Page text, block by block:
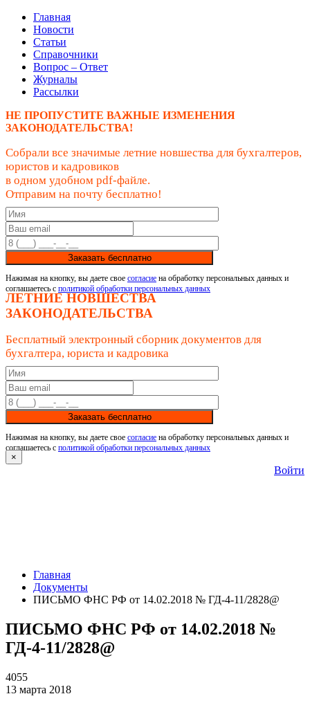
Главная
Новости
Статьи
Справочники
Вопрос – Ответ
Журналы
Рассылки
НЕ ПРОПУСТИТЕ ВАЖНЫЕ ИЗМЕНЕНИЯ
ЗАКОНОДАТЕЛЬСТВА!
Собрали все значимые летние новшества для бухгалтеров,
юристов и кадровиков
в одном удобном pdf-файле.
Отправим на почту бесплатно!
Заказать бесплатно
Нажимая на кнопку, вы даете свое согласие на обработку персональных данных и
соглашаетесь с политикой обработки персональных данных
ЛЕТНИЕ НОВШЕСТВА
ЗАКОНОДАТЕЛЬСТВА
Бесплатный электронный сборник документов для
бухгалтера, юриста и кадровика
Заказать бесплатно
Нажимая на кнопку, вы даете свое согласие на обработку персональных данных и
соглашаетесь с политикой обработки персональных данных
×
Войти
Главная
Документы
ПИСЬМО ФНС РФ от 14.02.2018 № ГД-4-11/2828@
ПИСЬМО ФНС РФ от 14.02.2018 №
ГД-4-11/2828@
4055
13 марта 2018